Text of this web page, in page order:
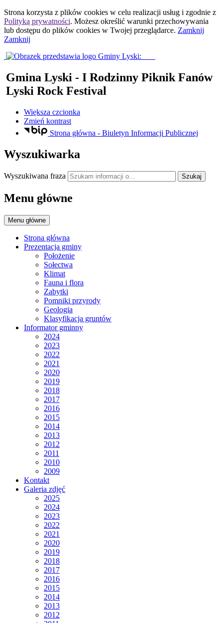
Strona korzysta z plików cookies w celu realizacji usług i zgodnie z
Polityką prywatności. Możesz określić warunki przechowywania
lub dostępu do plików cookies w Twojej przeglądarce. Zamknij
Zamknij
Gmina Lyski - I Rodzinny Piknik Fanów
Lyski Rock Festival
Większa czcionka
Zmień kontrast
Strona główna - Biuletyn Informacji Publicznej
Wyszukiwarka
Wyszukiwana fraza Szukaj
Menu główne
Menu główne
Strona główna
Prezentacja gminy
Położenie
Sołectwa
Klimat
Fauna i flora
Zabytki
Pomniki przyrody
Geologia
Klasyfikacja gruntów
Informator gminny
2024
2023
2022
2021
2020
2019
2018
2017
2016
2015
2014
2013
2012
2011
2010
2009
Kontakt
Galeria zdjęć
2025
2024
2023
2022
2021
2020
2019
2018
2017
2016
2015
2014
2013
2012